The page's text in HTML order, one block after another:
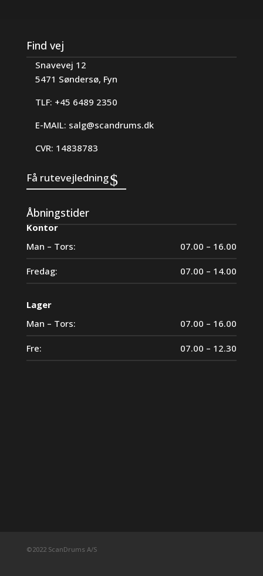
Find vej
Snavevej 12
5471 Søndersø, Fyn
TLF: +45 6489 2350
E-MAIL: salg@scandrums.dk
CVR: 14838783
Få rutevejledning
Åbningstider
Kontor
Man – Tors:
07.00 – 16.00
Fredag: 07.00 – 14.00
Lager
Man – Tors:
07.00 – 16.00
Fre: 07.00 – 12.30
©2022 ScanDrums A/S